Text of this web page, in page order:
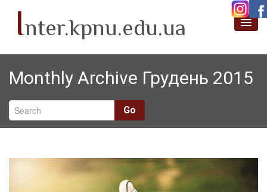
Inter.kpnu.edu.ua
Про нас
Новини
Академічна мобільність
Проєктна діяльність
SafeLearn
Monthly Archive Грудень 2015
Go